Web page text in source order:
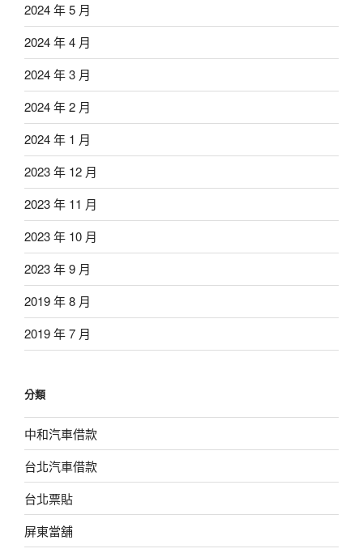
2024 年 5 月
2024 年 4 月
2024 年 3 月
2024 年 2 月
2024 年 1 月
2023 年 12 月
2023 年 11 月
2023 年 10 月
2023 年 9 月
2019 年 8 月
2019 年 7 月
分類
中和汽車借款
台北汽車借款
台北票貼
屏東當舖